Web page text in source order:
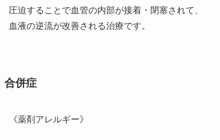
圧迫することで血管の内部が接着・閉塞されて、
血液の逆流が改善される治療です。
合併症
《薬剤アレルギー》